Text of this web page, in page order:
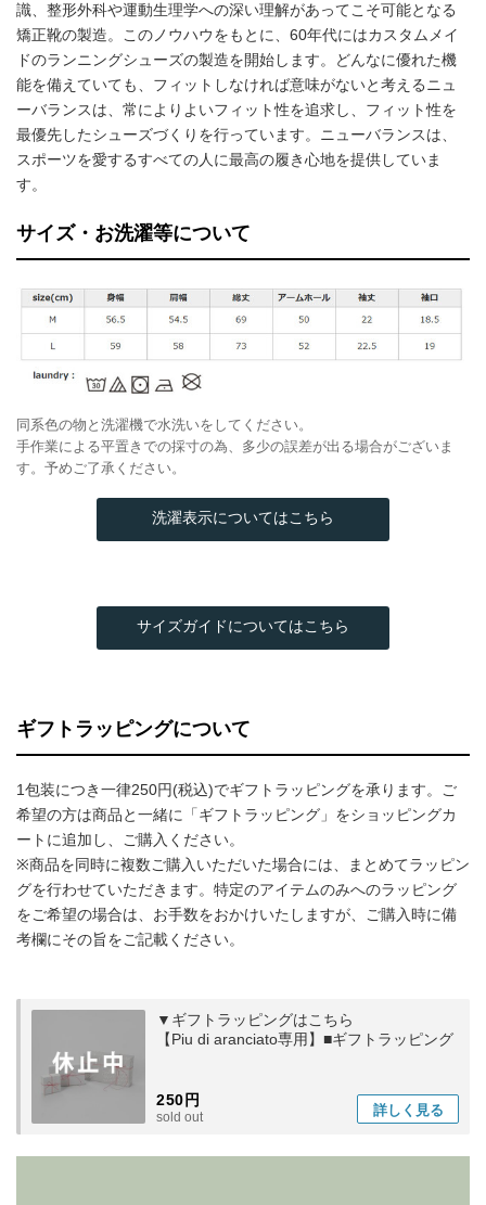
識、整形外科や運動生理学への深い理解があってこそ可能となる
矯正靴の製造。このノウハウをもとに、60年代にはカスタムメイ
ドのランニングシューズの製造を開始します。どんなに優れた機
能を備えていても、フィットしなければ意味がないと考えるニュ
ーバランスは、常によりよいフィット性を追求し、フィット性を
最優先したシューズづくりを行っています。ニューバランスは、
スポーツを愛するすべての人に最高の履き心地を提供していま
す。
サイズ・お洗濯等について
同系色の物と洗濯機で水洗いをしてください。
手作業による平置きでの採寸の為、多少の誤差が出る場合がございま
す。予めご了承ください。
洗濯表示についてはこちら
サイズガイドについてはこちら
ギフトラッピングについて
1包装につき一律250円(税込)でギフトラッピングを承ります。ご
希望の方は商品と一緒に「ギフトラッピング」をショッピングカ
ートに追加し、ご購入ください。
※商品を同時に複数ご購入いただいた場合には、まとめてラッピン
グを行わせていただきます。特定のアイテムのみへのラッピング
をご希望の場合は、お手数をおかけいたしますが、ご購入時に備
考欄にその旨をご記載ください。
▼ギフトラッピングはこちら
【Piu di aranciato専用】■ギフトラッピング
250円
sold out 詳しく 見る